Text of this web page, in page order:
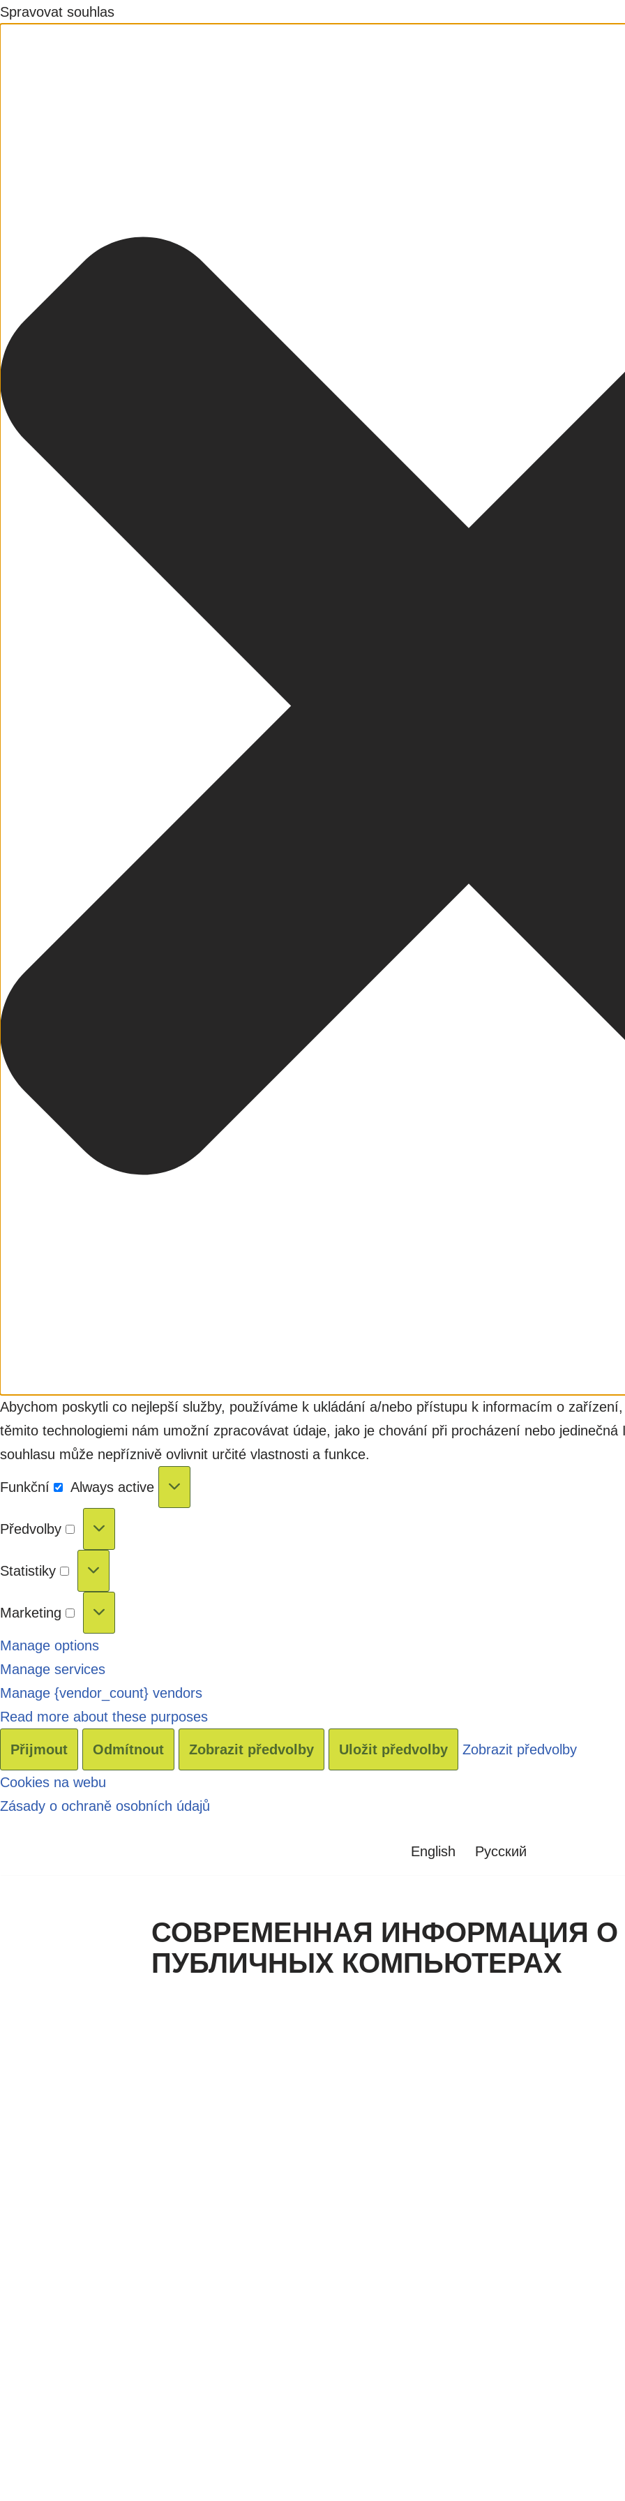
Spravovat souhlas
Abychom poskytli co nejlepší služby, používáme k ukládání a/nebo přístupu k informacím o
těmito technologiemi nám umožní zpracovávat údaje, jako je chování při procházení nebo
souhlasu může nepříznivě ovlivnit určité vlastnosti a funkce.
Funkční Always active
Předvolby
Statistiky
Marketing
Manage options
Manage services
Manage {vendor_count} vendors
Read more about these purposes
Přijmout Odmítnout Zobrazit předvolby Uložit předvolby Zobrazit předvolby
Cookies na webu
Zásady o ochraně osobních údajů
English Русский
СОВРЕМЕННАЯ ИНФОРМАЦИЯ О
ПУБЛИЧНЫХ КОМПЬЮТЕРАХ